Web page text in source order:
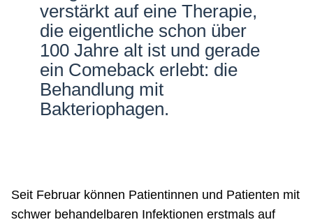
verstärkt auf eine Therapie,
die eigentliche schon über
100 Jahre alt ist und gerade
ein Comeback erlebt: die
Behandlung mit
Bakteriophagen.
Seit Februar können Patientinnen und Patienten mit
schwer behandelbaren Infektionen erstmals auf